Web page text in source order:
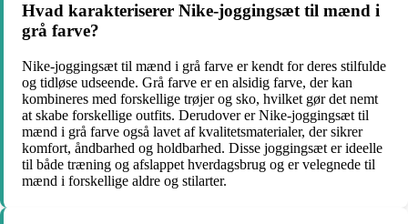
Hvad karakteriserer Nike-joggingsæt til mænd i
grå farve?
Nike-joggingsæt til mænd i grå farve er kendt for deres stilfulde
og tidløse udseende. Grå farve er en alsidig farve, der kan
kombineres med forskellige trøjer og sko, hvilket gør det nemt
at skabe forskellige outfits. Derudover er Nike-joggingsæt til
mænd i grå farve også lavet af kvalitetsmaterialer, der sikrer
komfort, åndbarhed og holdbarhed. Disse joggingsæt er ideelle
til både træning og afslappet hverdagsbrug og er velegnede til
mænd i forskellige aldre og stilarter.